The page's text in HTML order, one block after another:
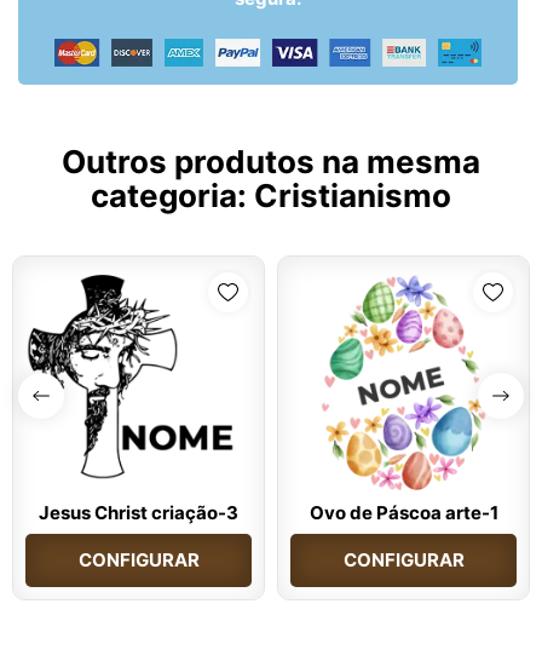
Outros produtos na mesma
categoria: Cristianismo
Jesus Christ criação-3
CONFIGURAR
Ovo de Páscoa arte-1
CONFIGURAR